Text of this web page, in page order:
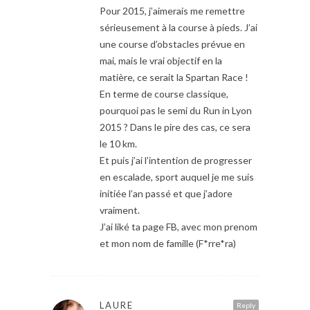
Pour 2015, j’aimerais me remettre
sérieusement à la course à pieds. J’ai
une course d’obstacles prévue en
mai, mais le vrai objectif en la
matière, ce serait la Spartan Race !
En terme de course classique,
pourquoi pas le semi du Run in Lyon
2015 ? Dans le pire des cas, ce sera
le 10 km.
Et puis j’ai l’intention de progresser
en escalade, sport auquel je me suis
initiée l’an passé et que j’adore
vraiment.
J’ai liké ta page FB, avec mon prenom
et mon nom de famille (F*rre*ra)
Reply
LAURE